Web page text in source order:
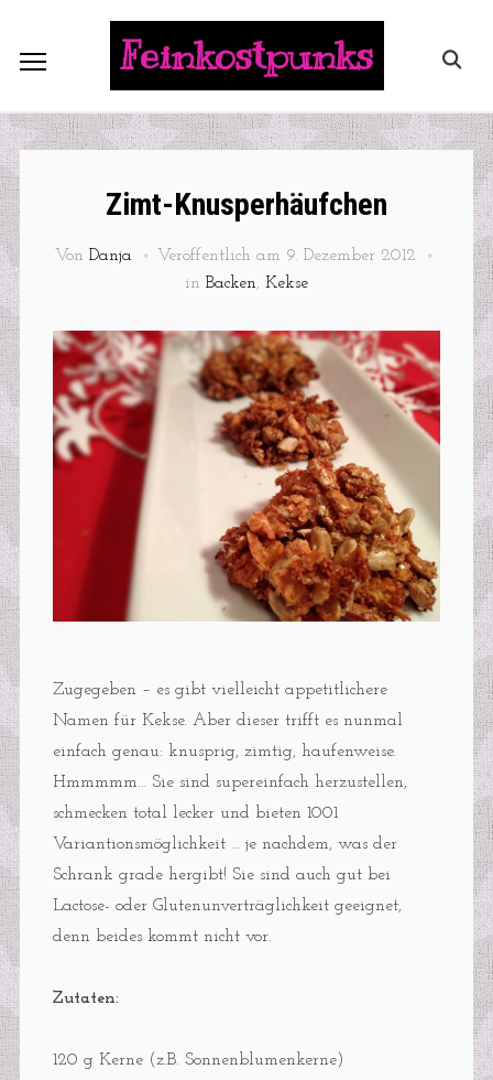
Feinkostpunks
Zimt-Knusperhäufchen
Von Danja Veröffentlich am 9. Dezember 2012
in Backen, Kekse
Zugegeben – es gibt vielleicht appetitlichere
Namen für Kekse. Aber dieser trifft es nunmal
einfach genau: knusprig, zimtig, haufenweise.
Hmmmmm… Sie sind supereinfach herzustellen,
schmecken total lecker und bieten 1001
Variantionsmöglichkeit … je nachdem, was der
Schrank grade hergibt! Sie sind auch gut bei
Lactose- oder Glutenunverträglichkeit geeignet,
denn beides kommt nicht vor.
Zutaten:
120 g Kerne (z.B. Sonnenblumenkerne)